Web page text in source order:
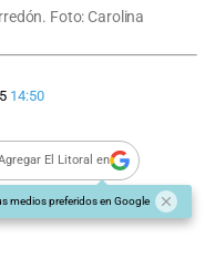
Foto: Carolina
14:50
El Litoral en
medios preferidos en Google